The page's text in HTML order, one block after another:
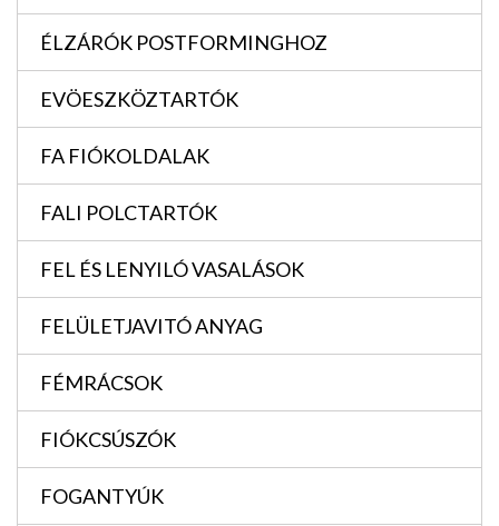
ÉLZÁRÓK POSTFORMINGHOZ
EVÖESZKÖZTARTÓK
FA FIÓKOLDALAK
FALI POLCTARTÓK
FEL ÉS LENYILÓ VASALÁSOK
FELÜLETJAVITÓ ANYAG
FÉMRÁCSOK
FIÓKCSÚSZÓK
FOGANTYÚK